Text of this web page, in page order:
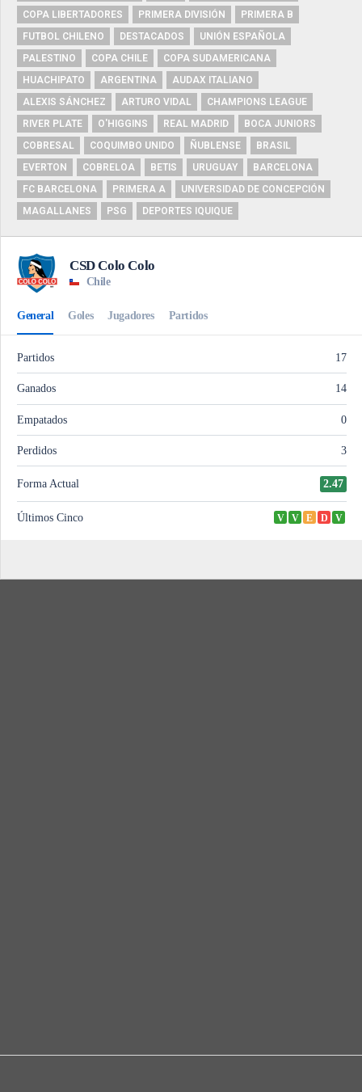
COPA LIBERTADORES
PRIMERA DIVISIÓN
PRIMERA B
FUTBOL CHILENO
DESTACADOS
UNIÓN ESPAÑOLA
PALESTINO
COPA CHILE
COPA SUDAMERICANA
HUACHIPATO
ARGENTINA
AUDAX ITALIANO
ALEXIS SÁNCHEZ
ARTURO VIDAL
CHAMPIONS LEAGUE
RIVER PLATE
O'HIGGINS REAL MADRID
BOCA JUNIORS
COBRESAL
COQUIMBO UNIDO ÑUBLENSE
BRASIL
EVERTON
COBRELOA BETIS URUGUAY
BARCELONA
FC BARCELONA
PRIMERA A
UNIVERSIDAD DE CONCEPCIÓN
MAGALLANES
PSG DEPORTES IQUIQUE